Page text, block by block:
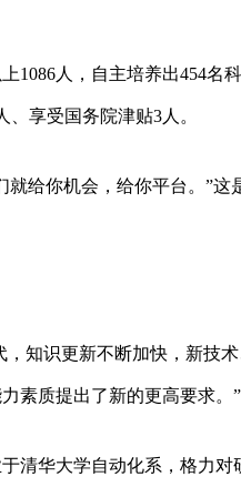
1086人，自主培养出454名
享受国务院津贴3人。
给你机会，给你平台。”这
知识更新不断加快，新技
素质提出了新的更高要求。”
清华大学自动化系，格力